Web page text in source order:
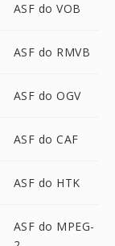
ASF do VOB
ASF do RMVB
ASF do OGV
ASF do CAF
ASF do HTK
ASF do MPEG-